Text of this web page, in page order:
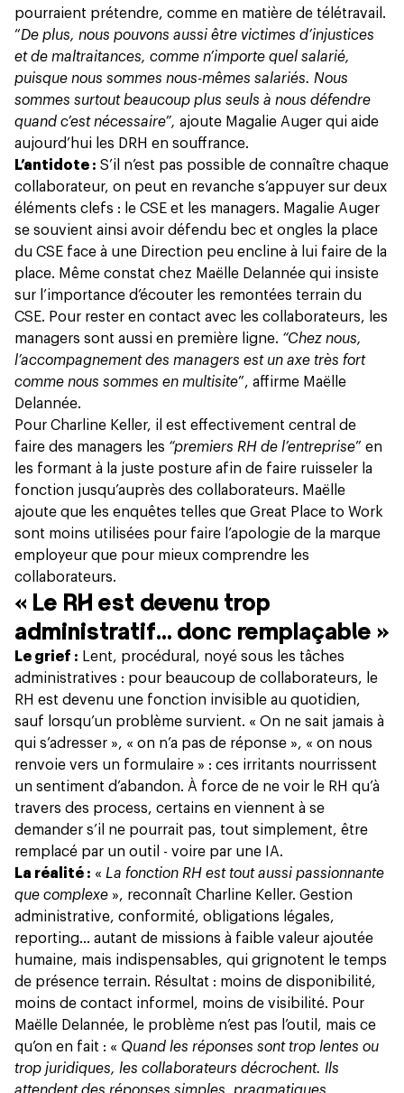
pourraient prétendre, comme en matière de télétravail .
“De plus, nous pouvons aussi être victimes d’injustices
et de maltraitances, comme n’importe quel salarié,
puisque nous sommes nous-mêmes salariés. Nous
sommes surtout beaucoup plus seuls à nous défendre
quand c’est nécessaire”, ajoute Magalie Auger qui aide
aujourd’hui les DRH en souffrance.
L’antidote : S’il n’est pas possible de connaître chaque
collaborateur, on peut en revanche s’appuyer sur deux
éléments clefs : le CSE et les managers. Magalie Auger
se souvient ainsi avoir défendu bec et ongles la place
du CSE face à une Direction peu encline à lui faire de la
place. Même constat chez Maëlle Delannée qui insiste
sur l’importance d’écouter les remontées terrain du
CSE. Pour rester en contact avec les collaborateurs, les
managers sont aussi en première ligne. “Chez nous,
l’accompagnement des managers est un axe très fort
comme nous sommes en multisite”, affirme Maëlle
Delannée.
Pour Charline Keller, il est effectivement central de
faire des managers les “premiers RH de l’entreprise” en
les formant à la juste posture afin de faire ruisseler la
fonction jusqu’auprès des collaborateurs. Maëlle
ajoute que les enquêtes telles que Great Place to Work
sont moins utilisées pour faire l’apologie de la marque
employeur que pour mieux comprendre les
collaborateurs.
« Le RH est devenu trop
administratif… donc remplaçable »
Le grief : Lent, procédural, noyé sous les tâches
administratives : pour beaucoup de collaborateurs, le
RH est devenu une fonction invisible au quotidien,
sauf lorsqu’un problème survient. « On ne sait jamais à
qui s’adresser », « on n’a pas de réponse », « on nous
renvoie vers un formulaire » : ces irritants nourrissent
un sentiment d’abandon. À force de ne voir le RH qu’à
travers des process, certains en viennent à se
demander s’il ne pourrait pas, tout simplement, être
remplacé par un outil - voire par une IA.
La réalité : « La fonction RH est tout aussi passionnante
que complexe », reconnaît Charline Keller. Gestion
administrative, conformité, obligations légales,
reporting… autant de missions à faible valeur ajoutée
humaine, mais indispensables, qui grignotent le temps
de présence terrain. Résultat : moins de disponibilité,
moins de contact informel, moins de visibilité. Pour
Maëlle Delannée, le problème n’est pas l’outil, mais ce
qu’on en fait : « Quand les réponses sont trop lentes ou
trop juridiques, les collaborateurs décrochent. Ils
attendent des réponses simples, pragmatiques,